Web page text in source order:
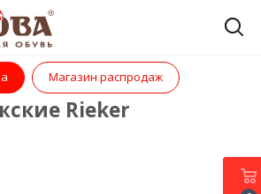
Магазин распродаж
Rieker